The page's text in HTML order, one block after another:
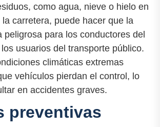
como agua, nieve o hielo en
carretera, puede hacer que la
peligrosa para los conductores del
usuarios del transporte público.
climáticas extremas
vehículos pierdan el control, lo
en accidentes graves.
preventivas